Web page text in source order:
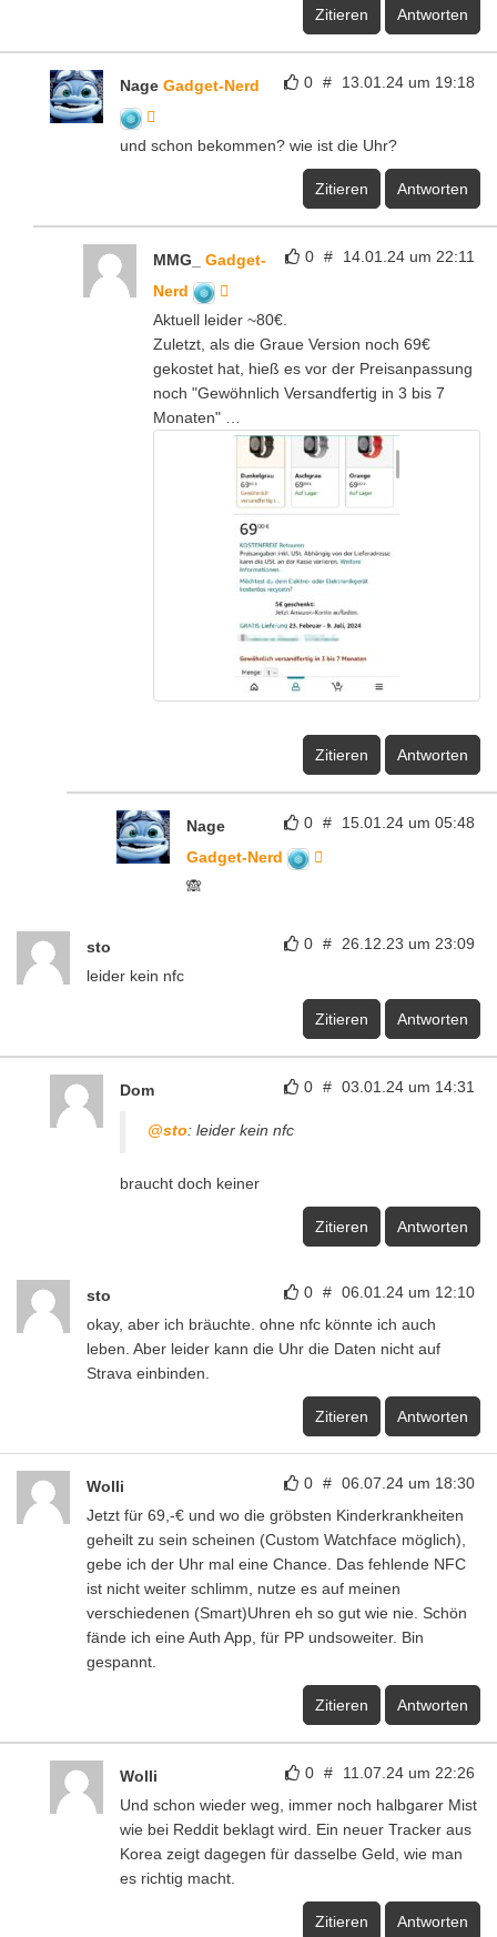
Zitieren Antworten
0 # 13.01.24 um 19:18
Nage Gadget-Nerd
und schon bekommen? wie ist die Uhr?
Zitieren Antworten
0 # 14.01.24 um 22:11
MMG_ Gadget-
Nerd
Aktuell leider ~80€.
Zuletzt, als die Graue Version noch 69€
gekostet hat, hieß es vor der Preisanpassung
noch "Gewöhnlich Versandfertig in 3 bis 7
Monaten" …
Zitieren Antworten
0 # 15.01.24 um 05:48
Nage
Gadget-Nerd
🙈
0 # 26.12.23 um 23:09
sto
leider kein nfc
Zitieren Antworten
0 # 03.01.24 um 14:31
Dom
@sto: leider kein nfc
braucht doch keiner
Zitieren Antworten
0 # 06.01.24 um 12:10
sto
okay, aber ich bräuchte. ohne nfc könnte ich auch
leben. Aber leider kann die Uhr die Daten nicht auf
Strava einbinden.
Zitieren Antworten
0 # 06.07.24 um 18:30
Wolli
Jetzt für 69,-€ und wo die gröbsten Kinderkrankheiten
geheilt zu sein scheinen (Custom Watchface möglich),
gebe ich der Uhr mal eine Chance. Das fehlende NFC
ist nicht weiter schlimm, nutze es auf meinen
verschiedenen (Smart)Uhren eh so gut wie nie. Schön
fände ich eine Auth App, für PP undsoweiter. Bin
gespannt.
Zitieren Antworten
0 # 11.07.24 um 22:26
Wolli
Und schon wieder weg, immer noch halbgarer Mist
wie bei Reddit beklagt wird. Ein neuer Tracker aus
Korea zeigt dagegen für dasselbe Geld, wie man
es richtig macht.
Zitieren Antworten